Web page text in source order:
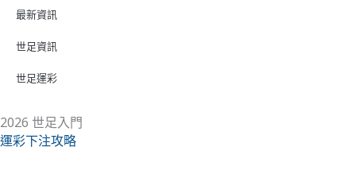
最新資訊
世足資訊
世足運彩
2026 世足入門
運彩下注攻略